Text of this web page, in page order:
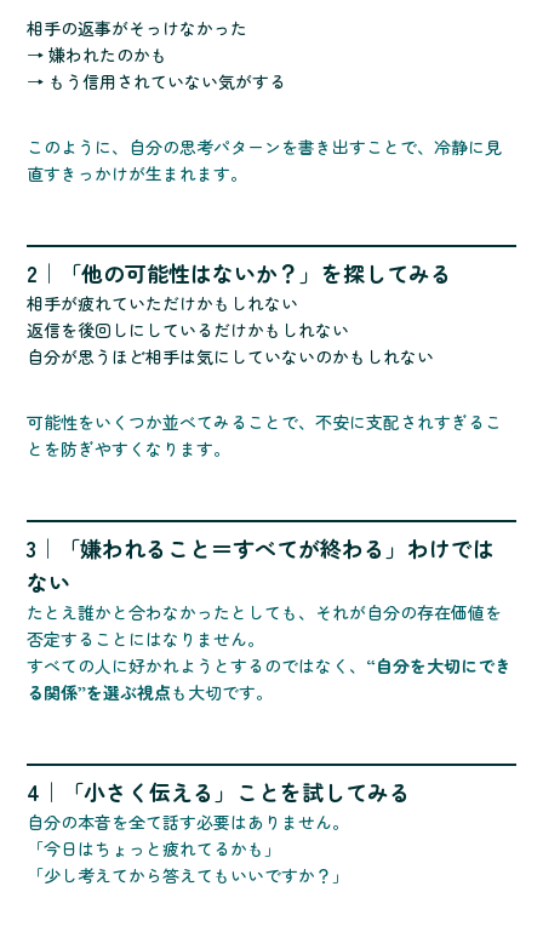
相手の返事がそっけなかった
→ 嫌われたのかも
→ もう信用されていない気がする
このように、自分の思考パターンを書き出すことで、冷静に見
直すきっかけが生まれます。
2｜「他の可能性はないか？」を探してみる
相手が疲れていただけかもしれない
返信を後回しにしているだけかもしれない
自分が思うほど相手は気にしていないのかもしれない
可能性をいくつか並べてみることで、不安に支配されすぎるこ
とを防ぎやすくなります。
3｜「嫌われること＝すべてが終わる」わけでは
ない
たとえ誰かと合わなかったとしても、それが自分の存在価値を
否定することにはなりません。
すべての人に好かれようとするのではなく、 “自分を大切にでき
る関係”を選ぶ視点も大切です。
4｜「小さく伝える」ことを試してみる
自分の本音を全て話す必要はありません。
「今日はちょっと疲れてるかも」
「少し考えてから答えてもいいですか？」